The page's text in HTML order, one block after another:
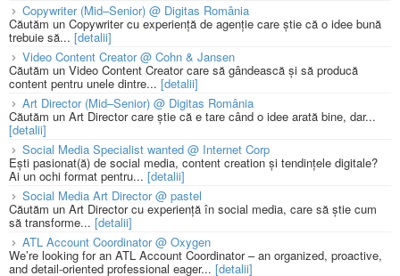
Copywriter (Mid–Senior) @ Digitas România
Căutăm un Copywriter cu experiență de agenție care știe că o idee bună
trebuie să... [detalii]
Video Content Creator @ Cohn & Jansen
Căutăm un Video Content Creator care să gândească și să producă
content pentru unele dintre... [detalii]
Art Director (Mid–Senior) @ Digitas România
Căutăm un Art Director care știe că e tare când o idee arată bine, dar...
[detalii]
Social Media Specialist wanted @ Internet Corp
Ești pasionat(ă) de social media, content creation și tendințele digitale?
Ai un ochi format pentru... [detalii]
Social Media Art Director @ pastel
Căutăm un Art Director cu experiență în social media, care să știe cum
să transforme... [detalii]
ATL Account Coordinator @ Oxygen
We’re looking for an ATL Account Coordinator – an organized, proactive,
and detail-oriented professional eager... [detalii]